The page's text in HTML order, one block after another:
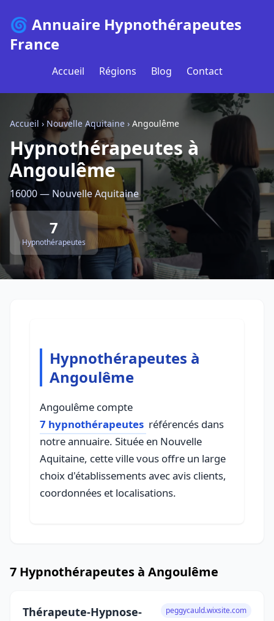
🌀 Annuaire Hypnothérapeutes
France
Accueil Régions Blog Contact
Accueil › Nouvelle Aquitaine › Angoulême
Hypnothérapeutes à
Angoulême
16000 — Nouvelle Aquitaine
7
Hypnothérapeutes
Hypnothérapeutes à
Angoulême
Angoulême compte
7 hypnothérapeutes référencés dans
notre annuaire. Située en Nouvelle
Aquitaine, cette ville vous offre un large
choix d'établissements avec avis clients,
coordonnées et localisations.
7 Hypnothérapeutes à Angoulême
Thérapeute-Hypnose-
peggycauld.wixsite.com